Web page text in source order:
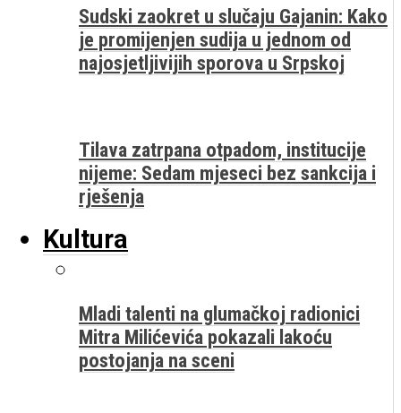
Sudski zaokret u slučaju Gajanin: Kako
je promijenjen sudija u jednom od
najosjetljivijih sporova u Srpskoj
Tilava zatrpana otpadom, institucije
nijeme: Sedam mjeseci bez sankcija i
rješenja
Kultura
Mladi talenti na glumačkoj radionici
Mitra Milićevića pokazali lakoću
postojanja na sceni